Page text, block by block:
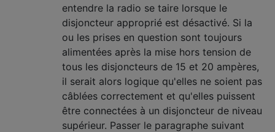
entendre la radio se taire lorsque le
disjoncteur approprié est désactivé. Si la
ou les prises en question sont toujours
alimentées après la mise hors tension de
tous les disjoncteurs de 15 et 20 ampères,
il serait alors logique qu'elles ne soient pas
câblées correctement et qu'elles puissent
être connectées à un disjoncteur de niveau
supérieur. Passer le paragraphe suivant